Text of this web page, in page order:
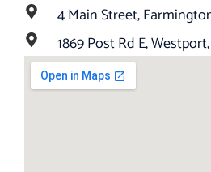
4 Main Street,
1869 Post Rd E,